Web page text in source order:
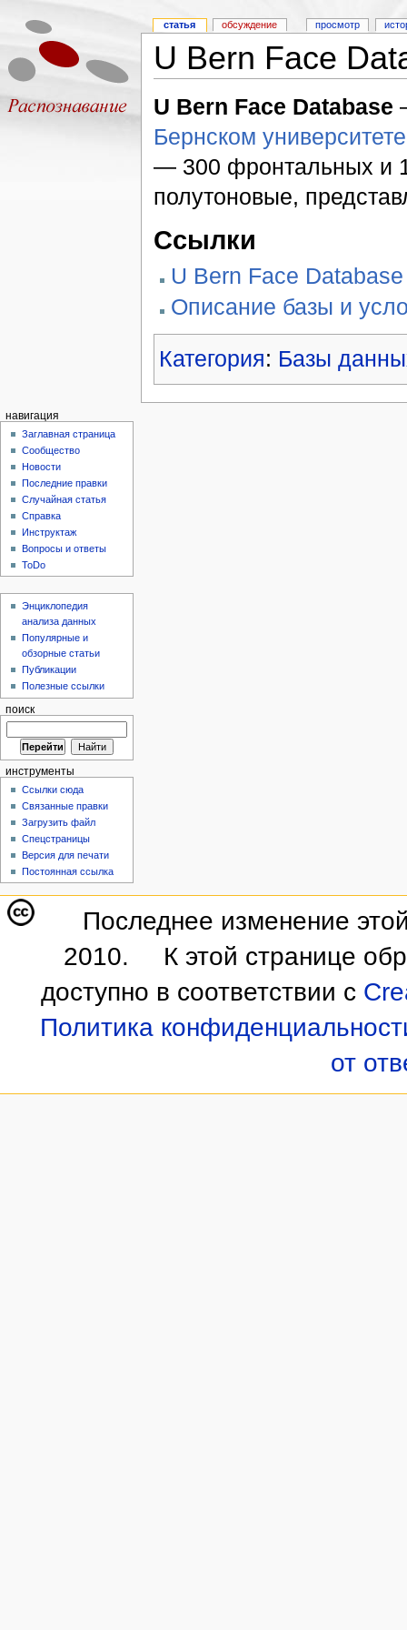
U Bern Face
U Bern Face Database
Бернском университете
— 300 фронтальных и
полутоновые,
Ссылки
U Bern Face
Описание базы и
Категория: Базы
статья обсуждение просмотр
навигация
Заглавная страница
Сообщество
Новости
Последние правки
Случайная статья
Справка
Инструктаж
Вопросы и ответы
ToDo
Энциклопедия
анализа данных
Популярные и
обзорные статьи
Публикации
Полезные ссылки
поиск
инструменты
Ссылки сюда
Связанные правки
Загрузить файл
Спецстраницы
Версия для печати
Постоянная ссылка
Последнее изменение
2010.
К этой странице
доступно в соответствии с
Политика
от